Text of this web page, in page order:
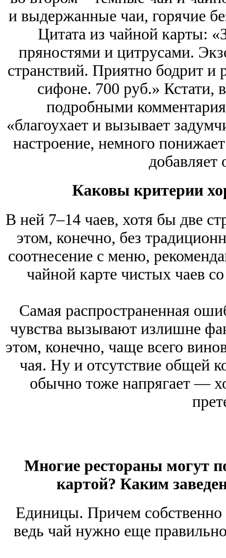
и выдержанные чаи, горячие
Цитата из чайной карты:
пряностями и цитрусами.
странствий. Приятно бодрит и
сифоне. 700 руб.» Кстати,
подробными
«благоухает и вызывает
настроение, немного
добавляет
Каковы критерии
В ней 7–14 чаев, хотя бы две
этом, конечно, без
соотнесение с меню,
чайной карте чистых чаев
Самая распространенная
чувства вызывают излишне
этом, конечно, чаще всего
чая. Ну и отсутствие общей
обычно тоже напрягает —
Многие рестораны могут
картой? Каким
Единицы. Причем
ведь чай нужно еще